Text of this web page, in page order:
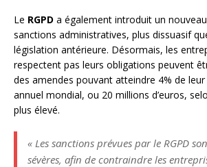
Le RGPD a également introduit un
sanctions administratives, plus dissuasif
législation antérieure. Désormais, les
respectent pas leurs obligations peuvent
des amendes pouvant atteindre 4% de leur
annuel mondial, ou 20 millions d’euros,
plus élevé.
« Les sanctions prévues par le RGPD
sévères, afin de contraindre les